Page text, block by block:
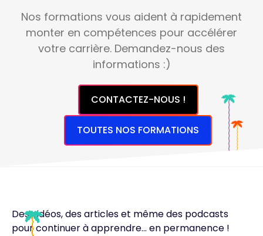
Nos formations vous aident à rapidement
monter en compétences pour accélérer
votre carrière. Demandez-nous des
informations :)
CONTACTEZ-NOUS !
TOUTES NOS FORMATIONS
Des vidéos, des articles et même des podcasts
pour continuer à apprendre... en permanence !